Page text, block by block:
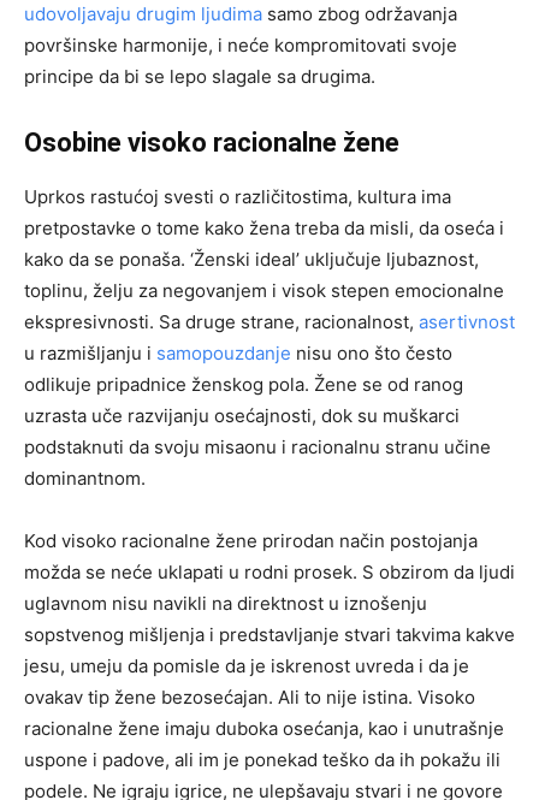
udovoljavaju drugim ljudima samo zbog održavanja
površinske harmonije, i neće kompromitovati svoje
principe da bi se lepo slagale sa drugima.
Osobine visoko racionalne žene
Uprkos rastućoj svesti o različitostima, kultura ima
pretpostavke o tome kako žena treba da misli, da oseća i
kako da se ponaša. ‘Ženski ideal’ uključuje ljubaznost,
toplinu, želju za negovanjem i visok stepen emocionalne
ekspresivnosti. Sa druge strane, racionalnost, asertivnost
u razmišljanju i samopouzdanje nisu ono što često
odlikuje pripadnice ženskog pola. Žene se od ranog
uzrasta uče razvijanju osećajnosti, dok su muškarci
podstaknuti da svoju misaonu i racionalnu stranu učine
dominantnom.
Kod visoko racionalne žene prirodan način postojanja
možda se neće uklapati u rodni prosek. S obzirom da ljudi
uglavnom nisu navikli na direktnost u iznošenju
sopstvenog mišljenja i predstavljanje stvari takvima kakve
jesu, umeju da pomisle da je iskrenost uvreda i da je
ovakav tip žene bezosećajan. Ali to nije istina. Visoko
racionalne žene imaju duboka osećanja, kao i unutrašnje
uspone i padove, ali im je ponekad teško da ih pokažu ili
podele. Ne igraju igrice, ne ulepšavaju stvari i ne govore